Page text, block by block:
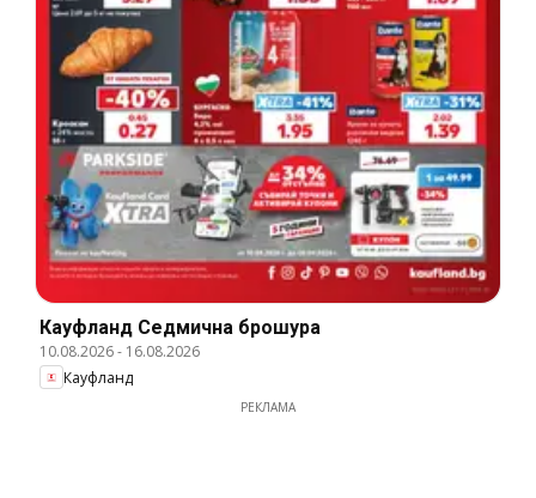
Кауфланд Cедмична брошура
10.08.2026- 16.08.2026
Кауфланд
РЕКЛАМА